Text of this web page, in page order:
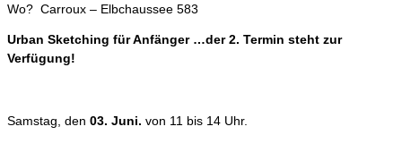
Wo? Carroux – Elbchaussee 583
Urban Sketching für Anfänger …der 2. Termin steht zur
Verfügung!
Samstag, den 03. Juni. von 11 bis 14 Uhr.